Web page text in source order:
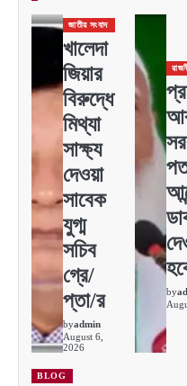
জাতীয় সংবাদ
খালেদা
জিয়ার
বিরুদ্ধে
মিথ্যা
সাক্ষ্য
দেওয়া
সাবেক
যুগ্ম
সচিব
গ্রে/
প্তা/র
byadmin
August 6,
2026
by
BLOG